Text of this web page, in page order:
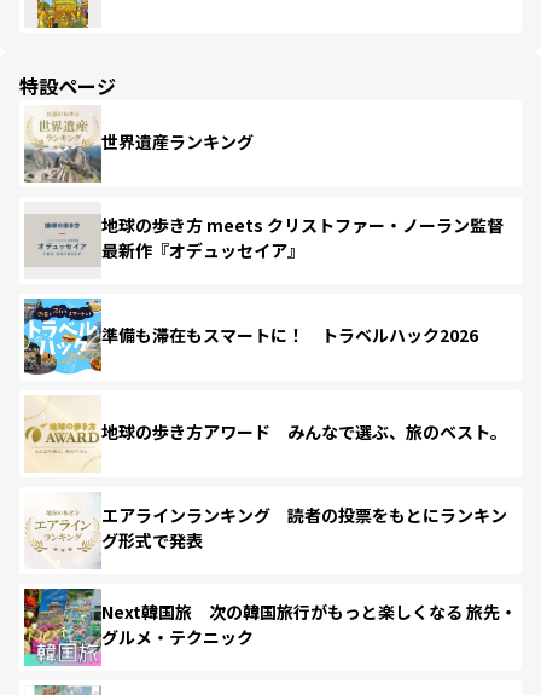
特設ページ
世界遺産ランキング
地球の歩き方 meets クリストファー・ノーラン監督
最新作『オデュッセイア』
準備も滞在もスマートに！ トラベルハック2026
地球の歩き方アワード みんなで選ぶ、旅のベスト。
エアラインランキング 読者の投票をもとにランキン
グ形式で発表
Next韓国旅 次の韓国旅行がもっと楽しくなる 旅先・
グルメ・テクニック